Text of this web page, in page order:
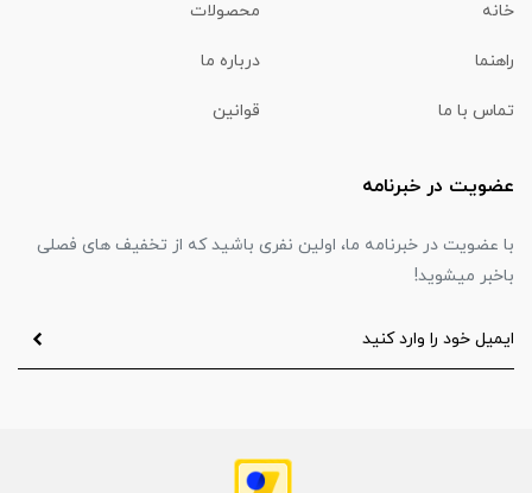
خانه محصولات
راهنما درباره ما
تماس با ما قوانین
عضویت در خبرنامه
با عضویت در خبرنامه ما، اولین نفری باشید که از تخفیف های فصلی
باخبر میشوید!